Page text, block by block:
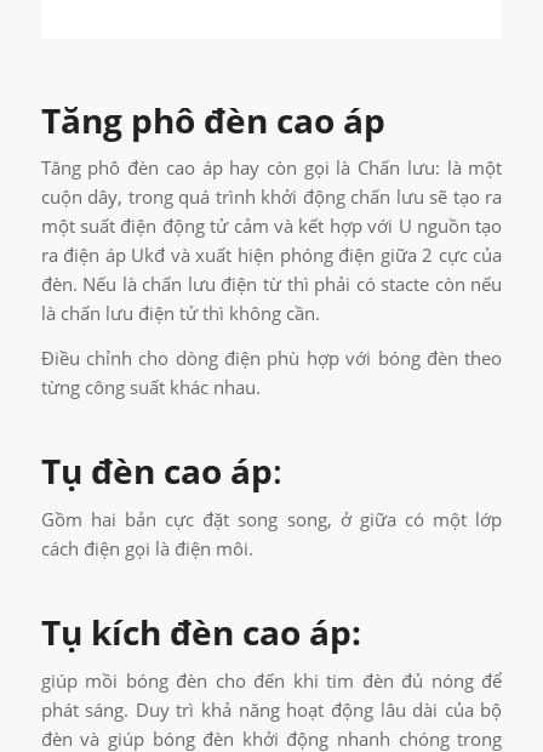
Tăng phô đèn cao áp
Tăng phô đèn cao áp hay còn gọi là Chấn lưu: là một
cuộn dây, trong quá trình khởi động chấn lưu sẽ tạo ra
một suất điện động tử cảm và kết hợp với U nguồn tạo
ra điện áp Ukđ và xuất hiện phóng điện giữa 2 cực của
đèn. Nếu là chấn lưu điện từ thì phải có stacte còn nếu
là chấn lưu điện tử thì không cần.
Điều chỉnh cho dòng điện phù hợp với bóng đèn theo
từng công suất khác nhau.
Tụ đèn cao áp:
Gồm hai bản cực đặt song song, ở giữa có một lớp
cách điện gọi là điện môi.
Tụ kích đèn cao áp:
giúp mồi bóng đèn cho đến khi tim đèn đủ nóng để
phát sáng. Duy trì khả năng hoạt động lâu dài của bộ
đèn và giúp bóng đèn khởi động nhanh chóng trong